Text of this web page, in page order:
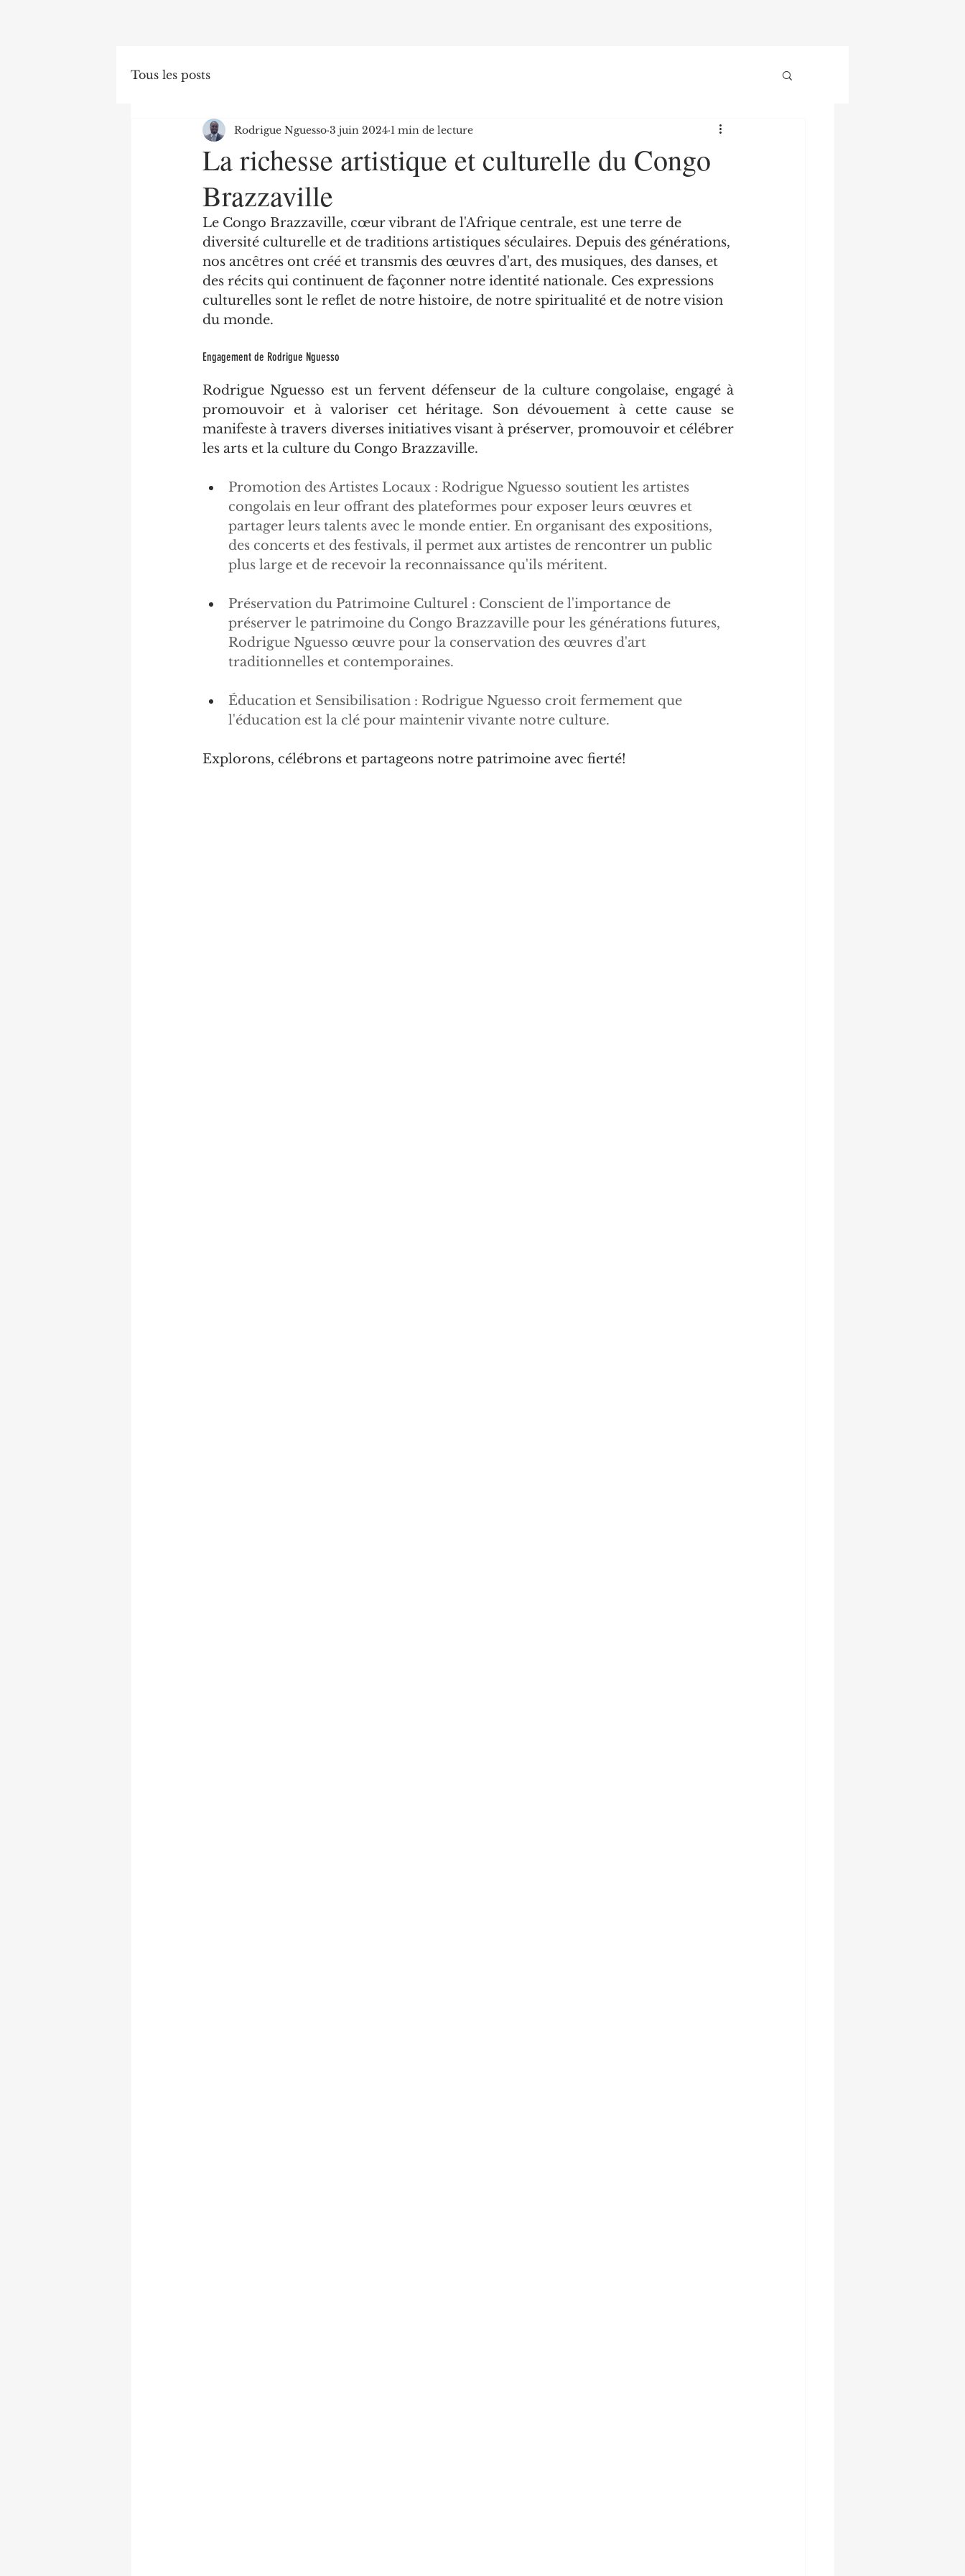
Tous les posts
La richesse artistique et culturelle du Congo
Brazzaville
Rodrigue Nguesso 3 juin 2024 1 min de lecture
Le Congo Brazzaville, cœur vibrant de l'Afrique centrale, est une terre de
diversité culturelle et de traditions artistiques séculaires. Depuis des générations,
nos ancêtres ont créé et transmis des œuvres d'art, des musiques, des danses, et
des récits qui continuent de façonner notre identité nationale. Ces expressions
culturelles sont le reflet de notre histoire, de notre spiritualité et de notre vision
du monde.
Engagement de Rodrigue Nguesso
Rodrigue Nguesso est un fervent défenseur de la culture congolaise, engagé à
promouvoir et à valoriser cet héritage. Son dévouement à cette cause se
manifeste à travers diverses initiatives visant à préserver, promouvoir et célébrer
les arts et la culture du Congo Brazzaville.
Promotion des Artistes Locaux : Rodrigue Nguesso soutient les artistes
congolais en leur offrant des plateformes pour exposer leurs œuvres et
partager leurs talents avec le monde entier. En organisant des expositions,
des concerts et des festivals, il permet aux artistes de rencontrer un public
plus large et de recevoir la reconnaissance qu'ils méritent.
Préservation du Patrimoine Culturel : Conscient de l'importance de
préserver le patrimoine du Congo Brazzaville pour les générations futures,
Rodrigue Nguesso œuvre pour la conservation des œuvres d'art
traditionnelles et contemporaines.
Éducation et Sensibilisation : Rodrigue Nguesso croit fermement que
l'éducation est la clé pour maintenir vivante notre culture.
Explorons, célébrons et partageons notre patrimoine avec fierté!